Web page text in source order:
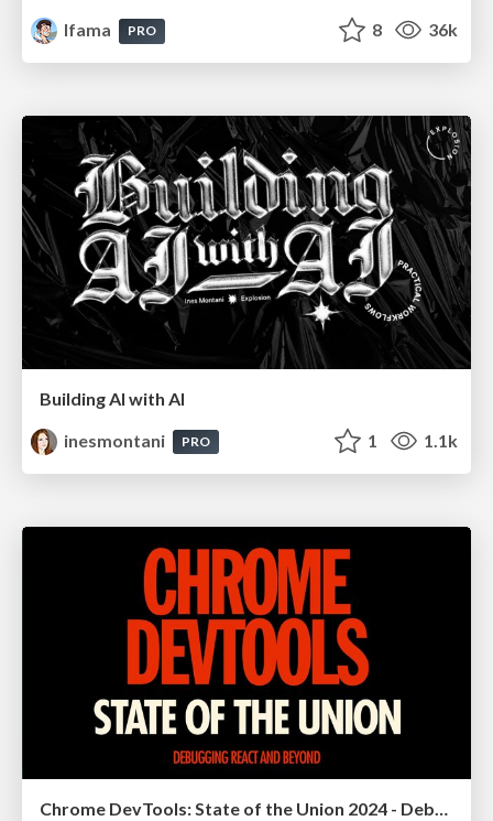
lfama
PRO 8 36k
Building AI with AI
inesmontani
PRO 1 1.1k
Chrome DevTools: State of the Union 2024 - Debugging React & Beyond